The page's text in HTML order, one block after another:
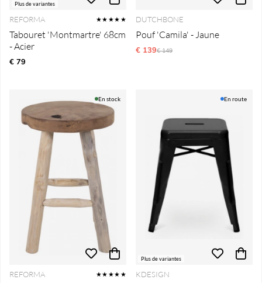
Plus de variantes
REFORMA ★★★★★
Tabouret 'Montmartre' 68cm
- Acier
€ 79
DUTCHBONE
Pouf 'Camila' - Jaune
€ 139Prix régulier:
€ 149
En stock
REFORMA ★★★★★
Plus de variantes
En route
KDESIGN